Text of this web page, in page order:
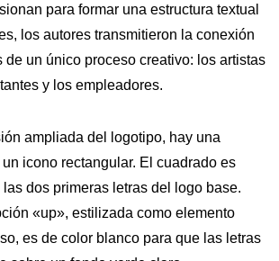
para formar una estructura textual
los autores transmitieron la conexión
de un único proceso creativo: los artistas
y los empleadores.
ampliada del logotipo, hay una
icono rectangular. El cuadrado es
dos primeras letras del logo base.
«up», estilizada como elemento
es de color blanco para que las letras